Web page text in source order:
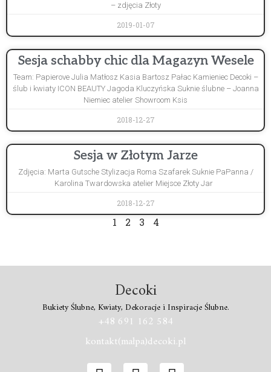
– zdjęcia Złoty
2019-01-07
Sesja schabby chic dla Magazyn Wesele
Team: Papierove Julia Matłosz Kasia Bartosz Pałac Kamieniec Decoki –
ślub i kwiaty ICON BEAUTY Jagoda Kluczyńska Suknie ślubne – Joanna
Niemiec atelier Showroom Ksis
2018-12-27
Sesja w Złotym Jarze
Zdjęcia: Marta Gutsche Stylizacja Roma Szafarek Suknie PaPanna /
Karolina Twardowska atelier Miejsce Złoty Jar
2018-12-27
1 2 3 4
Decoki
Bukiety Ślubne, Kwiaty, Dekoracje i Inspiracje Ślubne.
+48 691 162 584
kontakt(małpa)decoki.pl